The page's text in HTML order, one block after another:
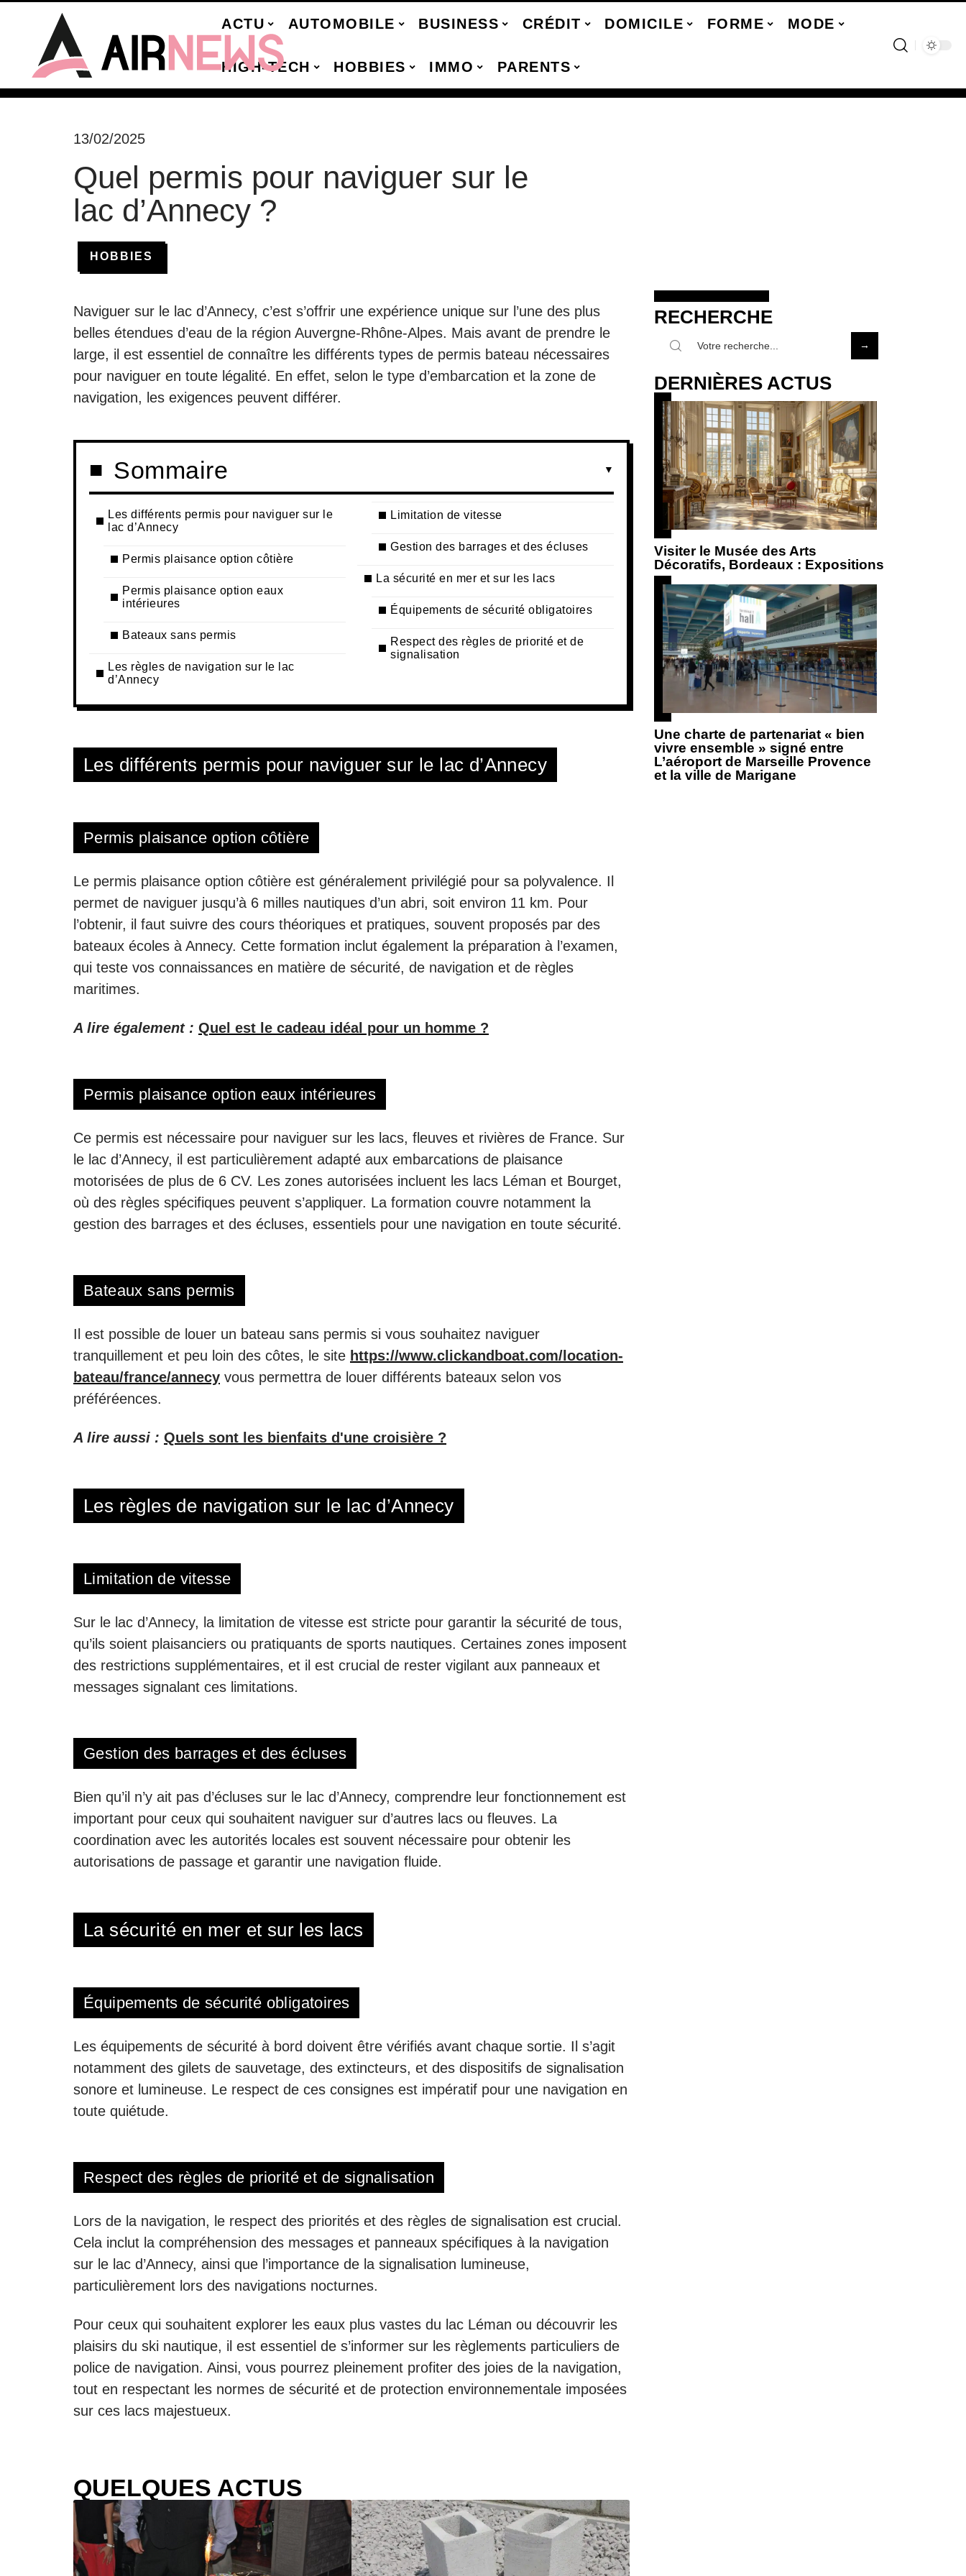
ACTU AUTOMOBILE BUSINESS CRÉDIT DOMICILE FORME MODE
HIGH-TECH HOBBIES IMMO PARENTS
13/02/2025
Quel permis pour naviguer sur le
lac d’Annecy ?
HOBBIES
Naviguer sur le lac d’Annecy, c’est s’offrir une expérience unique sur l’une des plus
belles étendues d’eau de la région Auvergne-Rhône-Alpes. Mais avant de prendre le
large, il est essentiel de connaître les différents types de permis bateau nécessaires
pour naviguer en toute légalité. En effet, selon le type d’embarcation et la zone de
navigation, les exigences peuvent différer.
Sommaire
Les différents permis pour naviguer sur le
lac d’Annecy
Permis plaisance option côtière
Permis plaisance option eaux
intérieures
Bateaux sans permis
Les règles de navigation sur le lac
d’Annecy
Limitation de vitesse
Gestion des barrages et des écluses
La sécurité en mer et sur les lacs
Équipements de sécurité obligatoires
Respect des règles de priorité et de
signalisation
Les différents permis pour naviguer sur le lac d’Annecy
Permis plaisance option côtière
Le permis plaisance option côtière est généralement privilégié pour sa polyvalence. Il
permet de naviguer jusqu’à 6 milles nautiques d’un abri, soit environ 11 km. Pour
l’obtenir, il faut suivre des cours théoriques et pratiques, souvent proposés par des
bateaux écoles à Annecy. Cette formation inclut également la préparation à l’examen,
qui teste vos connaissances en matière de sécurité, de navigation et de règles
maritimes.
A lire également : Quel est le cadeau idéal pour un homme ?
Permis plaisance option eaux intérieures
Ce permis est nécessaire pour naviguer sur les lacs, fleuves et rivières de France. Sur
le lac d’Annecy, il est particulièrement adapté aux embarcations de plaisance
motorisées de plus de 6 CV. Les zones autorisées incluent les lacs Léman et Bourget,
où des règles spécifiques peuvent s’appliquer. La formation couvre notamment la
gestion des barrages et des écluses, essentiels pour une navigation en toute sécurité.
Bateaux sans permis
Il est possible de louer un bateau sans permis si vous souhaitez naviguer
tranquillement et peu loin des côtes, le site https://www.clickandboat.com/location-
bateau/france/annecy vous permettra de louer différents bateaux selon vos
préféréences.
A lire aussi : Quels sont les bienfaits d'une croisière ?
Les règles de navigation sur le lac d’Annecy
Limitation de vitesse
Sur le lac d’Annecy, la limitation de vitesse est stricte pour garantir la sécurité de tous,
qu’ils soient plaisanciers ou pratiquants de sports nautiques. Certaines zones imposent
des restrictions supplémentaires, et il est crucial de rester vigilant aux panneaux et
messages signalant ces limitations.
Gestion des barrages et des écluses
Bien qu’il n’y ait pas d’écluses sur le lac d’Annecy, comprendre leur fonctionnement est
important pour ceux qui souhaitent naviguer sur d’autres lacs ou fleuves. La
coordination avec les autorités locales est souvent nécessaire pour obtenir les
autorisations de passage et garantir une navigation fluide.
La sécurité en mer et sur les lacs
Équipements de sécurité obligatoires
Les équipements de sécurité à bord doivent être vérifiés avant chaque sortie. Il s’agit
notamment des gilets de sauvetage, des extincteurs, et des dispositifs de signalisation
sonore et lumineuse. Le respect de ces consignes est impératif pour une navigation en
toute quiétude.
Respect des règles de priorité et de signalisation
Lors de la navigation, le respect des priorités et des règles de signalisation est crucial.
Cela inclut la compréhension des messages et panneaux spécifiques à la navigation
sur le lac d’Annecy, ainsi que l’importance de la signalisation lumineuse,
particulièrement lors des navigations nocturnes.
Pour ceux qui souhaitent explorer les eaux plus vastes du lac Léman ou découvrir les
plaisirs du ski nautique, il est essentiel de s’informer sur les règlements particuliers de
police de navigation. Ainsi, vous pourrez pleinement profiter des joies de la navigation,
tout en respectant les normes de sécurité et de protection environnementale imposées
sur ces lacs majestueux.
QUELQUES ACTUS
RECHERCHE
DERNIÈRES ACTUS
Visiter le Musée des Arts
Décoratifs, Bordeaux : Expositions
Une charte de partenariat « bien
vivre ensemble » signé entre
L’aéroport de Marseille Provence
et la ville de Marigane